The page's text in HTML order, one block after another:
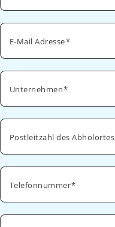
E-Mail Adresse
Unternehmen
Postleitzahl des Abholortes
Telefonnummer